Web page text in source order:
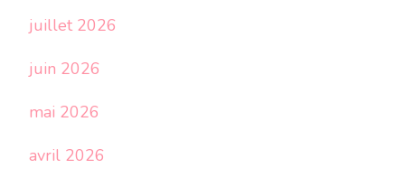
juillet 2026
juin 2026
mai 2026
avril 2026